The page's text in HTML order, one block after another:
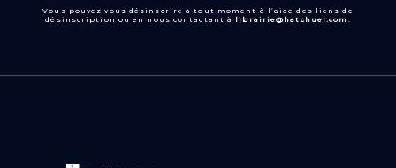
Vous pouvez vous désinscrire à tout moment à l’aide des liens de
désinscription ou en nous contactant à librairie@hatchuel.com